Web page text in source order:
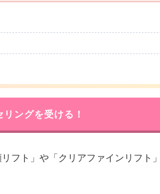
リングを受ける！
フト」や「クリアファインリフト